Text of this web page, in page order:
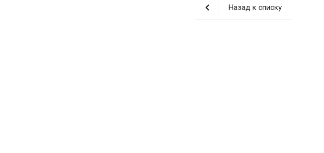
Назад к списку